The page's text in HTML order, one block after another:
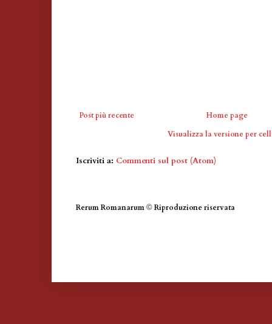
Post più recente
Home page
Visualizza la versione per
Iscriviti a: Commenti sul post (Atom)
Rerum Romanarum © Riproduzione riservata